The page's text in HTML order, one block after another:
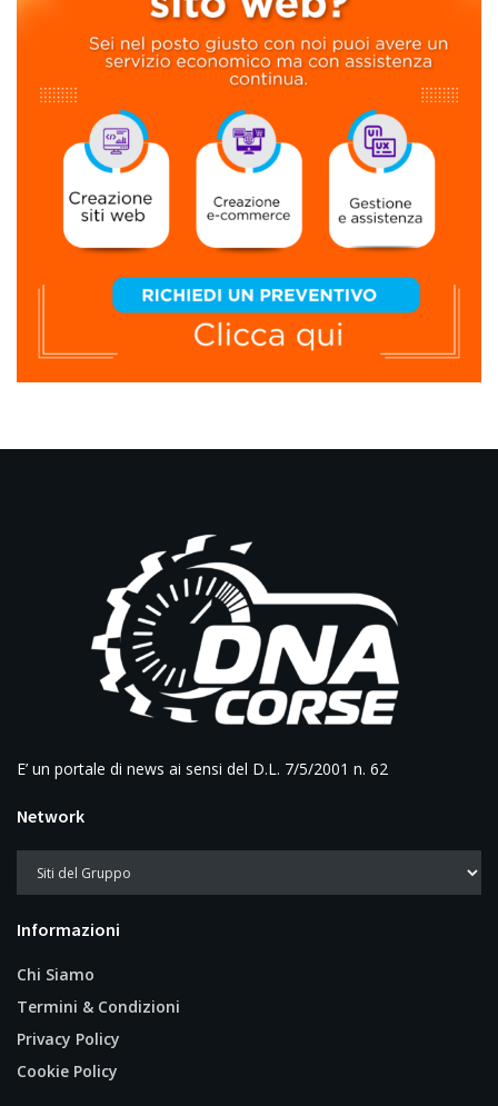
E’ un portale di news ai sensi del D.L. 7/5/2001 n. 62
Network
Informazioni
Chi Siamo
Termini & Condizioni
Privacy Policy
Cookie Policy